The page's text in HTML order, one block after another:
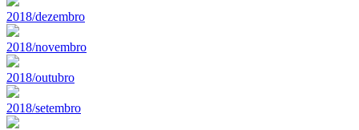
2018/dezembro
2018/novembro
2018/outubro
2018/setembro